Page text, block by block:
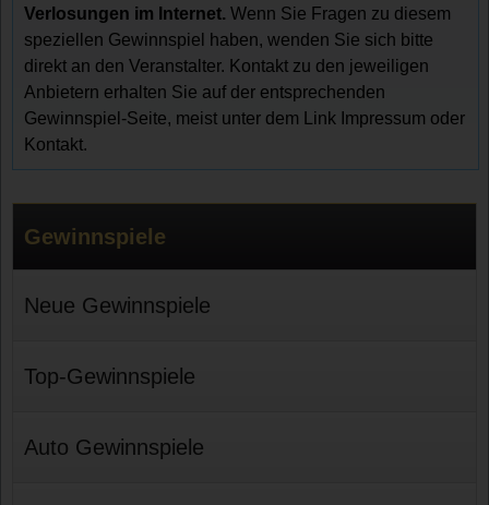
Verlosungen im Internet. Wenn Sie Fragen zu diesem
speziellen Gewinnspiel haben, wenden Sie sich bitte
direkt an den Veranstalter. Kontakt zu den jeweiligen
Anbietern erhalten Sie auf der entsprechenden
Gewinnspiel-Seite, meist unter dem Link Impressum oder
Kontakt.
Gewinnspiele
Neue Gewinnspiele
Top-Gewinnspiele
Auto Gewinnspiele